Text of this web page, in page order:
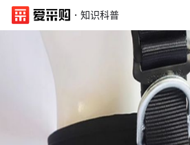
· 知识科普